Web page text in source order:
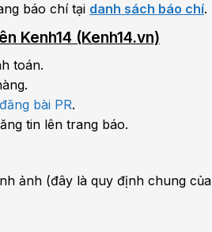
báo chí tại danh sách báo chí.
Kenh14 (Kenh14.vn)
toán.
bài PR.
tin lên trang báo.
ảnh (đây là quy định chung